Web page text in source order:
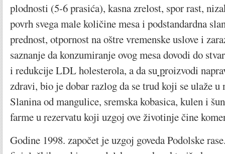
plodnosti (5-6 prasića), kasna zrelost, spor rast,
povrh svega male količine mesa i podstandardna
prednost, otpornost na oštre vremenske uslove i
saznanje da konzumiranje ovog mesa dovodi do
i redukcije LDL holesterola, a da suproizvodi
zdravi, bio je dobar razlog da se trud koji se ulaže
Slanina od mangulice, sremska kobasica, kulen i
farme u rezervatu koji uzgoj ove životinje čine
Godine 1998. započet je uzgoj goveda Podolske